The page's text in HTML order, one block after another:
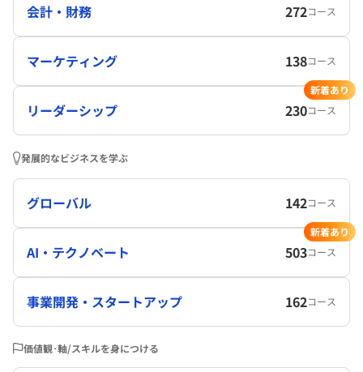
会計・財務 272コース
マーケティング 138コース
リーダーシップ 230コース
新着あり
発展的なビジネスを学ぶ
グローバル 142コース
AI・テクノベート 503コース
新着あり
事業開発・スタートアップ 162コース
価値観･軸/スキルを身につける